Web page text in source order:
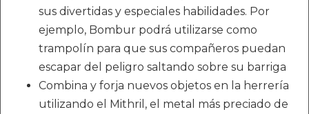
sus divertidas y especiales habilidades. Por
ejemplo, Bombur podrá utilizarse como
trampolín para que sus compañeros puedan
escapar del peligro saltando sobre su barriga
Combina y forja nuevos objetos en la herrería
utilizando el Mithril, el metal más preciado de